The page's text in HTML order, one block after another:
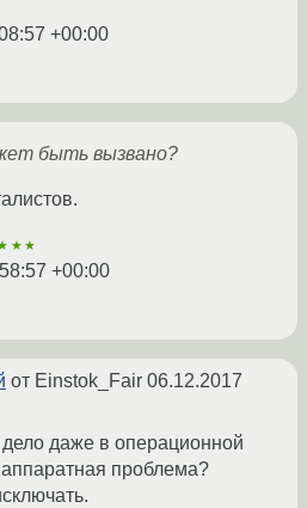
+00:00
быть вызвано?
+00:00
от Einstok_Fair 06.12.2017
дело даже в операционной
проблема?